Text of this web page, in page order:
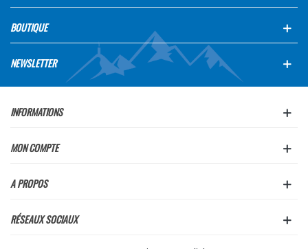
BOUTIQUE
NEWSLETTER
INFORMATIONS
MON COMPTE
A PROPOS
RÉSEAUX SOCIAUX